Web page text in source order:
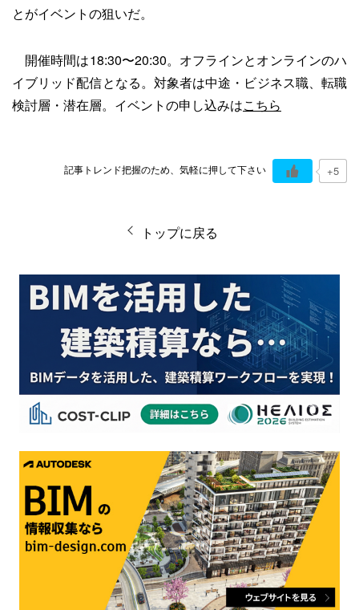
とがイベントの狙いだ。
開催時間は18:30〜20:30。オフラインとオンラインのハ
イブリッド配信となる。対象者は中途・ビジネス職、転職
検討層・潜在層。イベントの申し込みはこちら
記事トレンド把握のため、気軽に押して下さい +5
トップに戻る